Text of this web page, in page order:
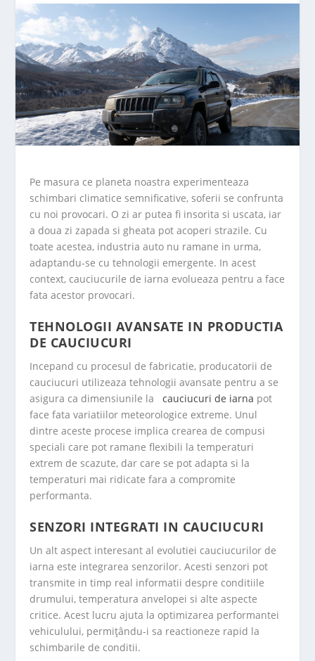
Pe masura ce planeta noastra experimenteaza
schimbari climatice semnificative, soferii se confrunta
cu noi provocari. O zi ar putea fi insorita si uscata, iar
a doua zi zapada si gheata pot acoperi strazile. Cu
toate acestea, industria auto nu ramane in urma,
adaptandu-se cu tehnologii emergente. In acest
context, cauciucurile de iarna evolueaza pentru a face
fata acestor provocari.
TEHNOLOGII AVANSATE IN PRODUCTIA
DE CAUCIUCURI
Incepand cu procesul de fabricatie, producatorii de
cauciucuri utilizeaza tehnologii avansate pentru a se
asigura ca dimensiunile lacauciucuri de iarna pot
face fata variatiilor meteorologice extreme. Unul
dintre aceste procese implica crearea de compusi
speciali care pot ramane flexibili la temperaturi
extrem de scazute, dar care se pot adapta si la
temperaturi mai ridicate fara a compromite
performanta.
SENZORI INTEGRATI IN CAUCIUCURI
Un alt aspect interesant al evolutiei cauciucurilor de
iarna este integrarea senzorilor. Acesti senzori pot
transmite in timp real informatii despre conditiile
drumului, temperatura anvelopei si alte aspecte
critice. Acest lucru ajuta la optimizarea performantei
vehiculului, permițându-i sa reactioneze rapid la
schimbarile de conditii.